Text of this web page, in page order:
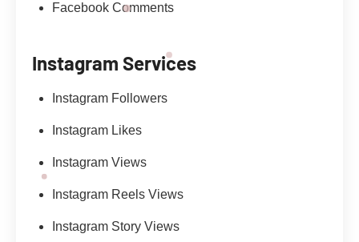
Facebook Comments
Instagram Services
Instagram Followers
Instagram Likes
Instagram Views
Instagram Reels Views
Instagram Story Views